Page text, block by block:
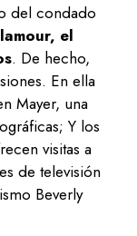
del condado
el
. De hecho,
En ella
Mayer, una
Y los
visitas a
de televisión
Beverly